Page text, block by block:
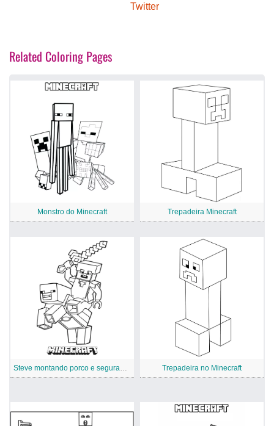
Twitter
Related Coloring Pages
Monstro do Minecraft Trepadeira Minecraft
Steve montando porco e segurando uma espada Trepadeira no Minecraft